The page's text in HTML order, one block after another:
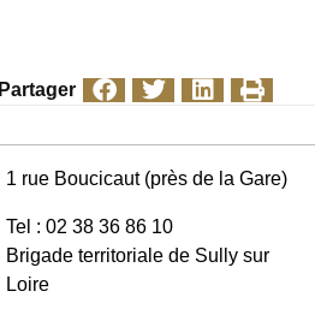
Partager
1 rue Boucicaut (près de la Gare)
Tel : 02 38 36 86 10
Brigade territoriale de Sully sur
Loire